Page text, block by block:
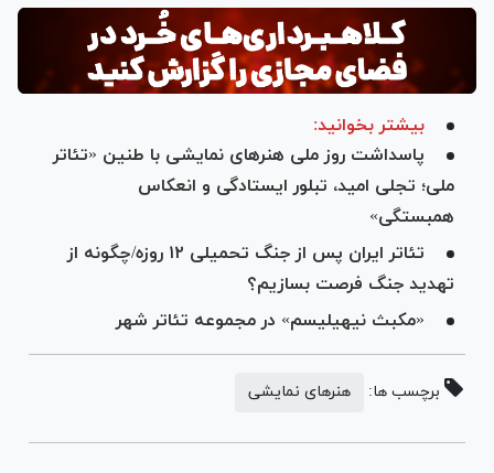
بیشتر بخوانید:
پاسداشت روز ملی هنر‌های نمایشی با طنین «تئاتر
ملی؛ تجلی امید، تبلور ایستادگی و انعکاس
همبستگی»
تئاتر ایران پس از جنگ تحمیلی ۱۲ روزه/چگونه از
تهدید جنگ فرصت بسازیم؟
«مکبث نیهیلیسم» در مجموعه تئاتر شهر
برچسب ها: هنرهای نمایشی